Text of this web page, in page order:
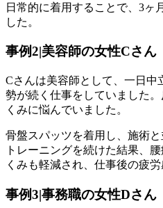
日常的に着用することで、3ヶ
した。
事例2|美容師の女性Cさん
Cさんは美容師として、一日中
勢が続く仕事をしていました
くみに悩んでいました。
骨盤スパッツを着用し、施術
トレーニングを続けた結果、
くみも軽減され、仕事後の疲
事例3|事務職の女性Dさん